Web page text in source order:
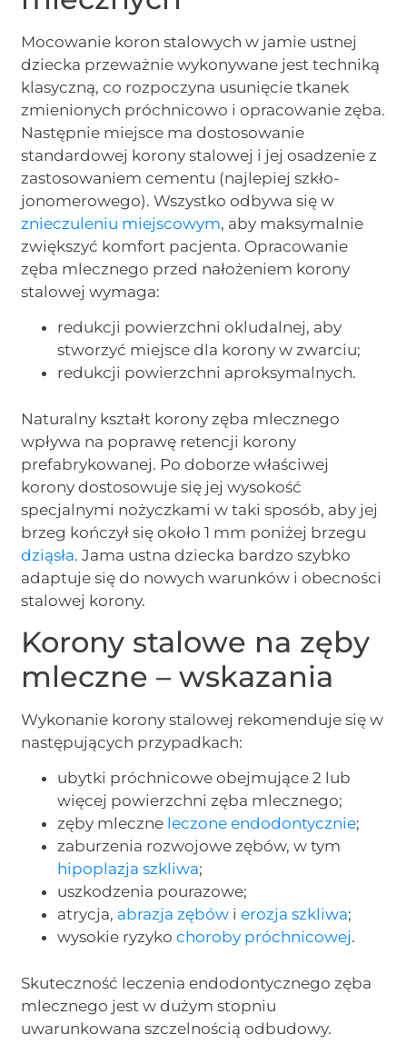
Mocowanie koron stalowych w jamie ustnej
dziecka przeważnie wykonywane jest techniką
klasyczną, co rozpoczyna usunięcie tkanek
zmienionych próchnicowo i opracowanie zęba.
Następnie miejsce ma dostosowanie
standardowej korony stalowej i jej osadzenie z
zastosowaniem cementu (najlepiej szkło-
jonomerowego). Wszystko odbywa się w
znieczuleniu miejscowym, aby maksymalnie
zwiększyć komfort pacjenta. Opracowanie
zęba mlecznego przed nałożeniem korony
stalowej wymaga:
redukcji powierzchni okludalnej, aby
stworzyć miejsce dla korony w zwarciu;
redukcji powierzchni aproksymalnych.
Naturalny kształt korony zęba mlecznego
wpływa na poprawę retencji korony
prefabrykowanej. Po doborze właściwej
korony dostosowuje się jej wysokość
specjalnymi nożyczkami w taki sposób, aby jej
brzeg kończył się około 1 mm poniżej brzegu
dziąsła. Jama ustna dziecka bardzo szybko
adaptuje się do nowych warunków i obecności
stalowej korony.
Korony stalowe na zęby
mleczne – wskazania
Wykonanie korony stalowej rekomenduje się w
następujących przypadkach:
ubytki próchnicowe obejmujące 2 lub
więcej powierzchni zęba mlecznego;
zęby mleczne leczone endodontycznie;
zaburzenia rozwojowe zębów, w tym
hipoplazja szkliwa;
uszkodzenia pourazowe;
atrycja, abrazja zębów ierozja szkliwa;
wysokie ryzykochoroby próchnicowej.
Skuteczność leczenia endodontycznego zęba
mlecznego jest w dużym stopniu
uwarunkowana szczelnością odbudowy.